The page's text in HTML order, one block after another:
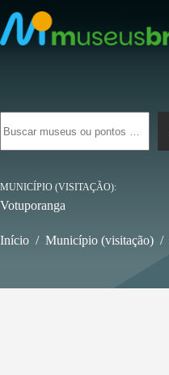
para
o
conteúdo
resultados
MUNICÍPIO (VISITAÇÃO)
Votuporanga
Início / Município (visitação) /